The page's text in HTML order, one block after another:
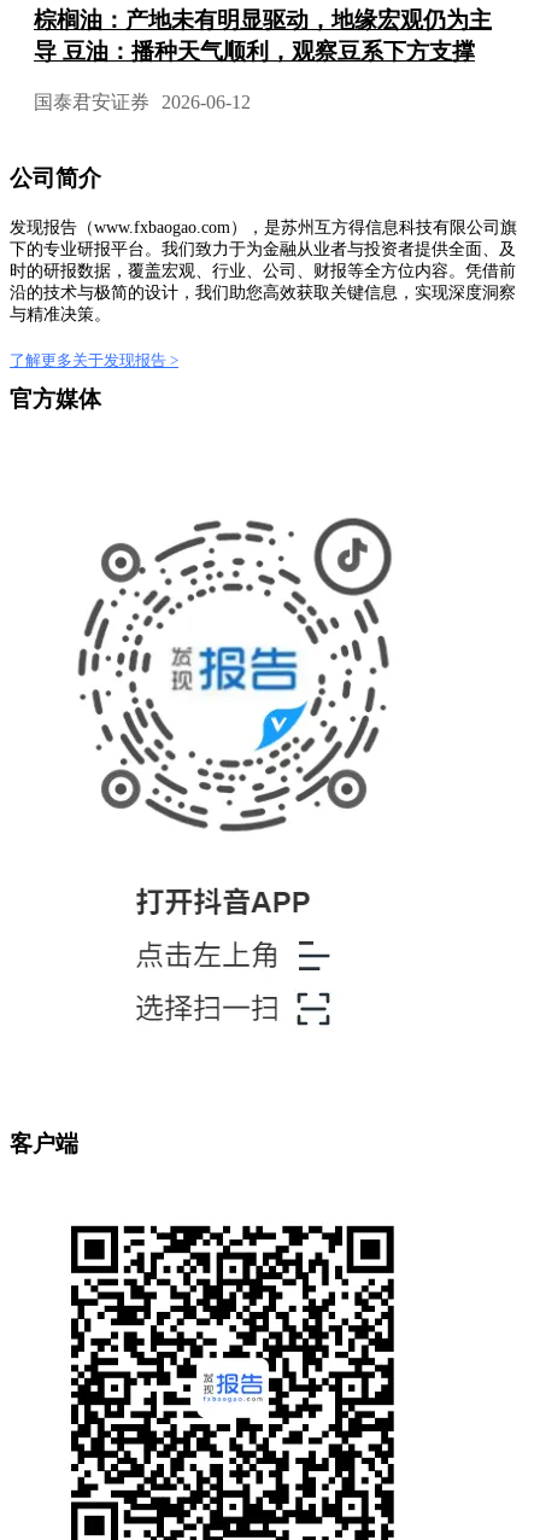
棕榈油：产地未有明显驱动，地缘宏观仍为主
导 豆油：播种天气顺利，观察豆系下方支撑
国泰君安证券 2026-06-12
公司简介
发现报告（www.fxbaogao.com），是苏州互方得信息科技有限公司旗
下的专业研报平台。我们致力于为金融从业者与投资者提供全面、及
时的研报数据，覆盖宏观、行业、公司、财报等全方位内容。凭借前
沿的技术与极简的设计，我们助您高效获取关键信息，实现深度洞察
与精准决策。
了解更多关于发现报告 >
官方媒体